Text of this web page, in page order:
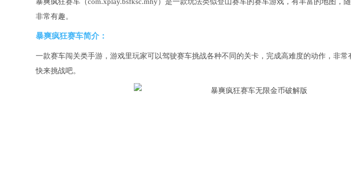
非常有趣。
暴爽疯狂赛车简介：
一款赛车闯关类手游，游戏里玩家可以驾驶赛车挑战各种不同的关卡，完成高难度的动作，非
快来挑战吧。